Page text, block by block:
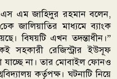
এস এম জাহিদুর রহমান বলেন,
জালিয়াতির মাধ্যমে ব্যাংক
বিষয়টি এখন তদন্তাধীন।”
সহকারী রেজিস্ট্রার ইউসূফ
যাচ্ছে না। তার মোবাইল ফোনও
কর্তৃপক্ষ। ঘটনাটি নিয়ে